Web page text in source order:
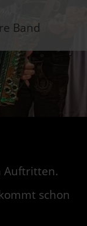
Band
Auftritten.
schon